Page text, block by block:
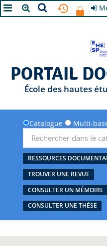
PORTAIL
École des hautes
Catalogue Multi-
RESSOURCES
TROUVER UNE REVUE
CONSULTER UN MÉMOIRE
CONSULTER UNE THÈSE